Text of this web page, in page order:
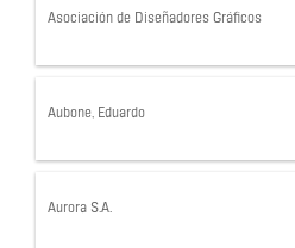
Asociación de Diseñadores Gráficos
Aubone, Eduardo
Aurora S.A.